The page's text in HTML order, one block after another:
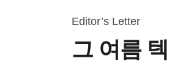
Editor’s Letter
그 여름